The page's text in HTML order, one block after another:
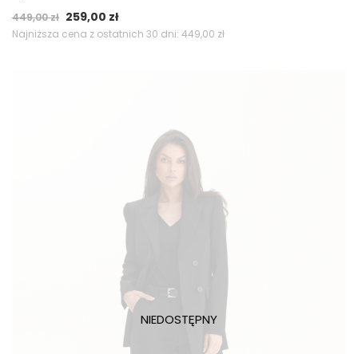
449,00zł Pierwotna
cena
259,00 złAktualna
cena
Najniższa cena z ostatnich 30 dni: 449,00 zł